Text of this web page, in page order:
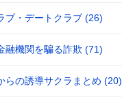
ブ・デートクラブ (26)
融機関を騙る詐欺 (71)
らの誘導サクラまとめ (20)